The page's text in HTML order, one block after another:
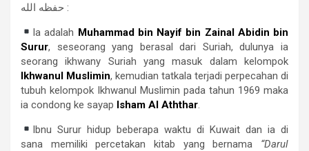
حفظه الله :
Ia adalah Muhammad bin Nayif bin Zainal Abidin bin
Surur, seseorang yang berasal dari Suriah, dulunya ia
seorang ikhwany Suriah yang masuk dalam kelompok
Ikhwanul Muslimin, kemudian tatkala terjadi perpecahan di
tubuh kelompok Ikhwanul Muslimin pada tahun 1969 maka
ia condong ke sayap Isham Al Aththar.
Ibnu Surur hidup beberapa waktu di Kuwait dan ia di
sana memiliki percetakan kitab yang bernama “Darul